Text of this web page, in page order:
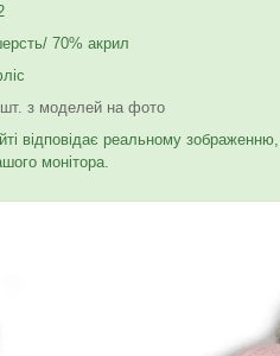
70% акрил
шт. з моделей на фото
відповідає реальному
монітора.